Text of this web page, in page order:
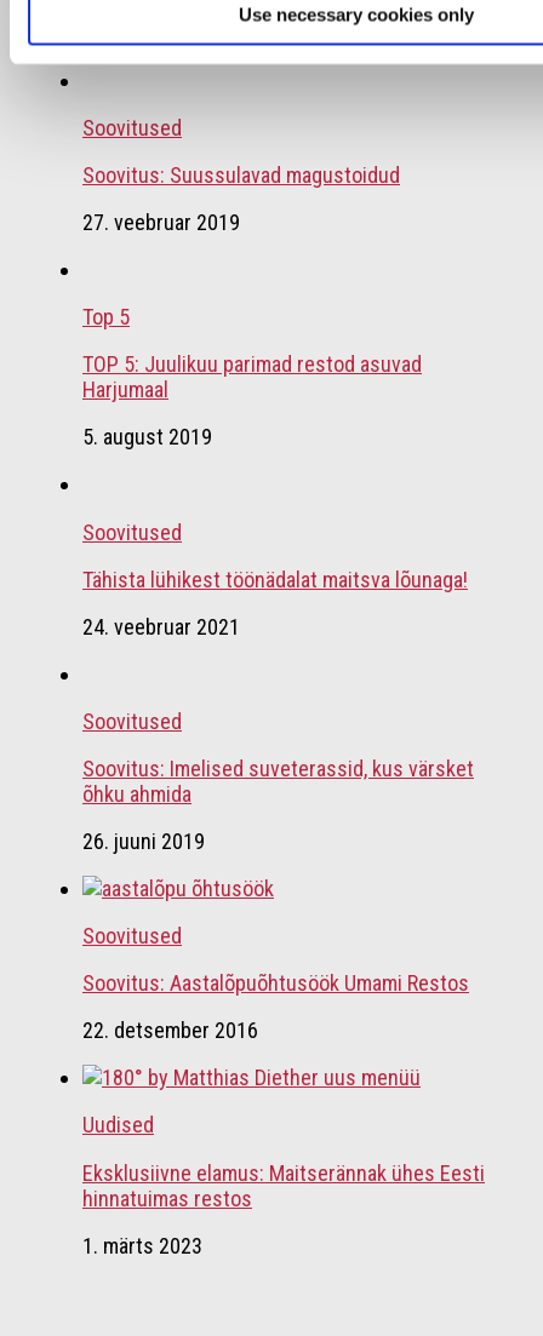
Use necessary cookies only
Soovitused
Soovitus: Suussulavad magustoidud
27. veebruar 2019
Top 5
TOP 5: Juulikuu parimad restod asuvad
Harjumaal
5. august 2019
Soovitused
Tähista lühikest töönädalat maitsva lõunaga!
24. veebruar 2021
Soovitused
Soovitus: Imelised suveterassid, kus värsket
õhku ahmida
26. juuni 2019
Soovitused
Soovitus: Aastalõpuõhtusöök Umami Restos
22. detsember 2016
Uudised
Eksklusiivne elamus: Maitserännak ühes Eesti
hinnatuimas restos
1. märts 2023